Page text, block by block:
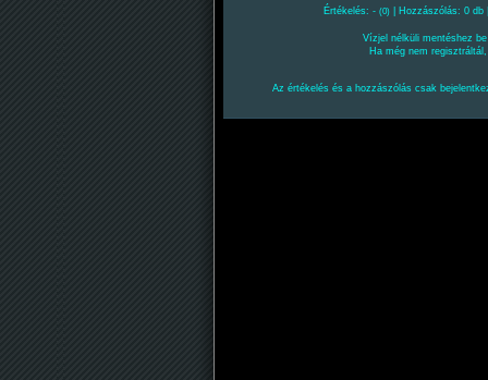
Értékelés: - (0) | Hozzászólás: 0
Vízjel nélküli mentéshez
Ha még nem
Az értékelés és a hozzászólás csak